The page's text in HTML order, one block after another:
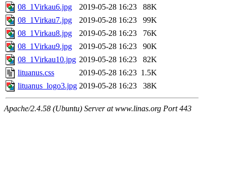
08_1Virkau6.jpg
2019-05-28 16:23
88K
08_1Virkau7.jpg
2019-05-28 16:23
99K
08_1Virkau8.jpg
2019-05-28 16:23
76K
08_1Virkau9.jpg
2019-05-28 16:23
90K
08_1Virkau10.jpg 2019-05-28 16:23
82K
lituanus.css
2019-05-28 16:23 1.5K
lituanus_logo3.jpg 2019-05-28 16:23 38K
Apache/2.4.58 (Ubuntu) Server at www.linas.org Port 443